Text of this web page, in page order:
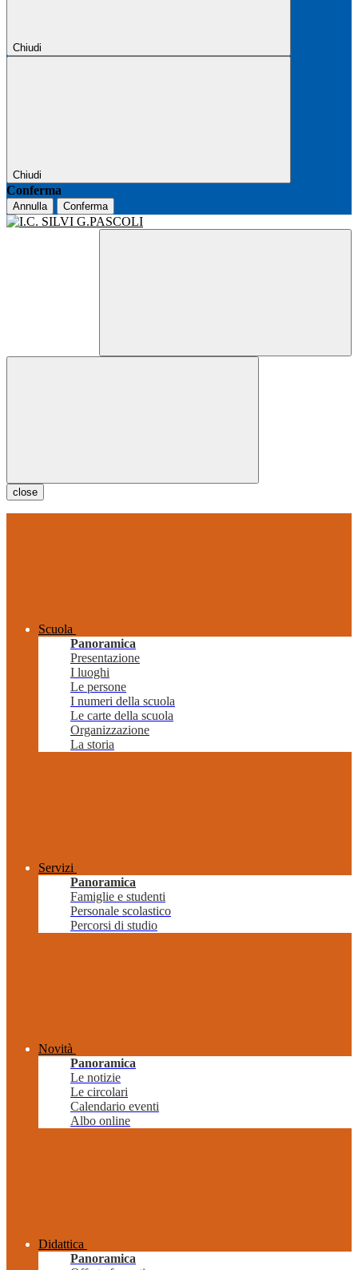
Chiudi
Chiudi
Conferma
Annulla Conferma
close
Scuola
Panoramica
Presentazione
I luoghi
Le persone
I numeri della scuola
Le carte della scuola
Organizzazione
La storia
Servizi
Panoramica
Famiglie e studenti
Personale scolastico
Percorsi di studio
Novità
Panoramica
Le notizie
Le circolari
Calendario eventi
Albo online
Didattica
Panoramica